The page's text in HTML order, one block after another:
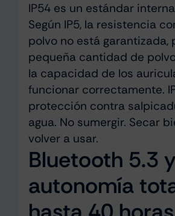
IP54 es un estándar
Según IP5, la resistencia
polvo no está garantizada,
pequeña cantidad de
la capacidad de los
funcionar correctamente.
protección contra
agua. No sumergir. Secar
volver a usar.
Bluetooth 5.3 y
autonomía